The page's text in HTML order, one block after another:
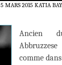
5 MARS 2015 KATIA
Ancien
comme